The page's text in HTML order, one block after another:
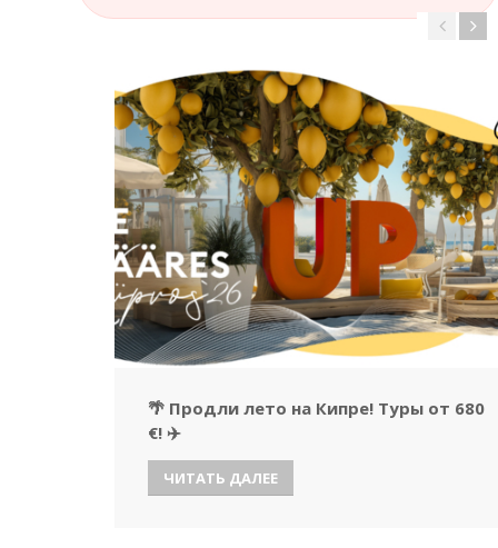
🌴 Продли лето на Кипре! Туры от 680
€! ✈️
ЧИТАТЬ ДАЛЕЕ